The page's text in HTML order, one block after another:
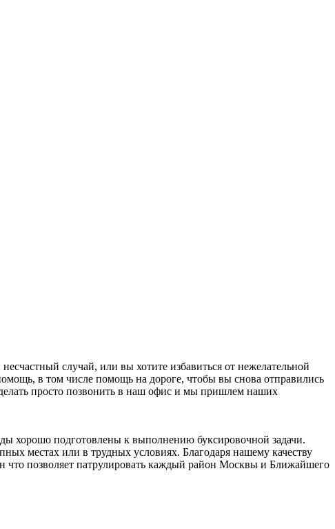
случай, или вы хотите избавиться от нежелательной
в том числе помощь на дороге, чтобы вы снова отправились
просто позвонить в наш офис и мы пришлем наших
хорошо подготовлены к выполнению буксировочной задачи.
местах или в трудных условиях. Благодаря нашему качеству
что позволяет патрулировать каждый район Москвы и Ближайшего